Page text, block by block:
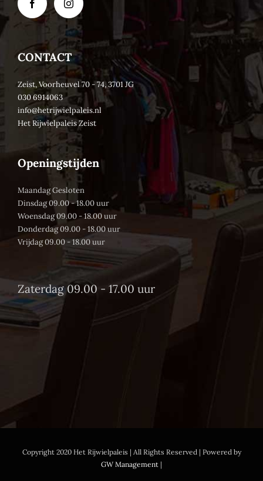
CONTACT
Zeist, Voorheuvel 70 - 74, 3701 JG
030 6914063
info@hetrijwielpaleis.nl
Het Rijwielpaleis Zeist
Openingstijden
Maandag Gesloten
Dinsdag 09.00 - 18.00 uur
Woensdag 09.00 - 18.00 uur
Donderdag 09.00 - 18.00 uur
Vrijdag 09.00 - 18.00 uur
Zaterdag 09.00 - 17.00 uur
Copyright 2020 Het Rijwielpaleis | All Rights Reserved | Powered by
GW Management |